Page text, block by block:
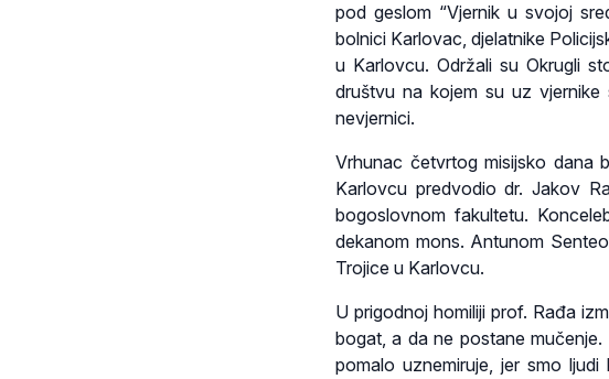
pod geslom “Vjernik u svojoj
bolnici Karlovac, djelatnike
u Karlovcu. Održali su Okrugli
društvu na kojem su uz
nevjernici.
Vrhunac četvrtog misijsko dana
Karlovcu predvodio dr. Jakov
bogoslovnom fakultetu.
dekanom mons. Antunom
Trojice u Karlovcu.
U prigodnoj homiliji prof. Rađa
bogat, a da ne postane
pomalo uznemiruje, jer smo